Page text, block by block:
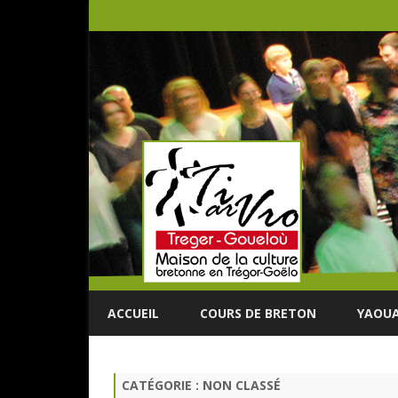
ACCUEIL COURS DE BRETON
CATÉGORIE : NON CLASSÉ